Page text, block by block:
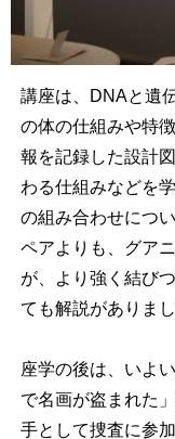
講座は、DNAと遺
の体の仕組みや特
報を記録した設計
わる仕組みなどを
の組み合わせにつ
ペアよりも、グア
が、より強く結び
ても解説がありまし
座学の後は、いよ
で名画が盗まれた
手として捜査に参